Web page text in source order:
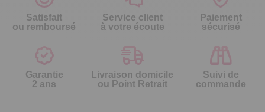
Satisfait
ou remboursé
Service client
à votre écoute
Paiement
sécurisé
Garantie
2 ans
Livraison domicile
ou Point Retrait
Suivi de
commande